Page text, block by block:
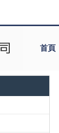
首頁